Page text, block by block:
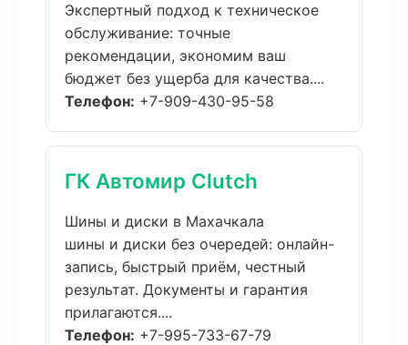
Экспертный подход к техническое
обслуживание: точные
рекомендации, экономим ваш
бюджет без ущерба для качества....
Телефон: +7-909-430-95-58
ГК Автомир Clutch
Шины и диски в Махачкала
шины и диски без очередей: онлайн-
запись, быстрый приём, честный
результат. Документы и гарантия
прилагаются....
Телефон: +7-995-733-67-79